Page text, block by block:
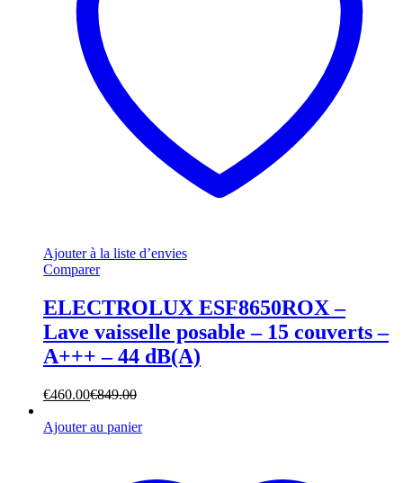
Ajouter à la liste d’envies
Comparer
ELECTROLUX ESF8650ROX –
Lave vaisselle posable – 15 couverts –
A+++ – 44 dB(A)
€460.00€849.00
Ajouter au panier